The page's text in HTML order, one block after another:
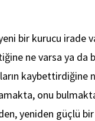
bir kurucu irade
ne varsa ya da
kaybettirdiğine
onu
yeniden güçlü